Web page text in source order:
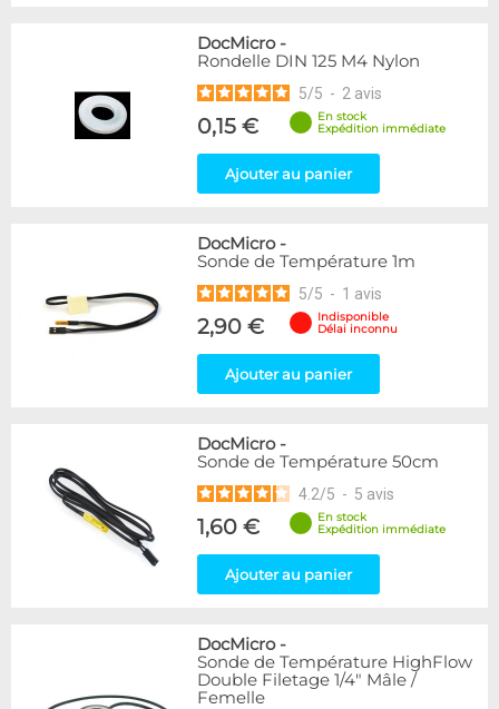
DocMicro-
Rondelle DIN 125 M4 Nylon
5/5 - 2 avis
0,15 €
En stock
Expédition immédiate
Ajouter au panier
DocMicro-
Sonde de Température 1m
5/5 - 1 avis
2,90 €
Indisponible
Délai inconnu
Ajouter au panier
DocMicro-
Sonde de Température 50cm
4.2/5 - 5 avis
1,60 €
En stock
Expédition immédiate
Ajouter au panier
DocMicro-
Sonde de Température HighFlow
Double Filetage 1/4" Mâle /
Femelle